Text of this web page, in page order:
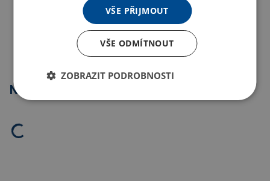
Kopírovat odkaz
Nejprodávanější
VŠE PŘIJMOUT
VŠE ODMÍTNOUT
ZOBRAZIT PODROBNOSTI